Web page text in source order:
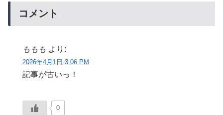
コメント
ももも より:
2026年4月1日 3:06 PM
記事が古いっ！
0